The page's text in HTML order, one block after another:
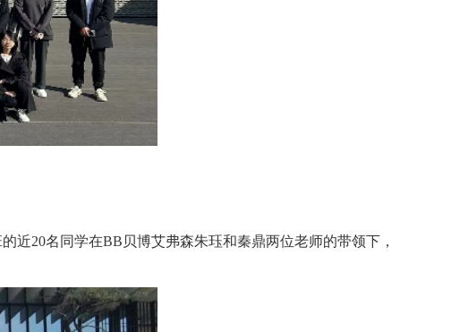
近20名同学在BB贝博艾弗森朱珏和秦鼎两位老师的带领下，